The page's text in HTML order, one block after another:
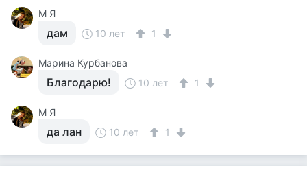
М Я
дам 10 лет 1
Марина Курбанова
Благодарю! 10 лет 1
М Я
да лан 10 лет 1